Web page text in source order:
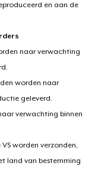
en aan de
naar verwachting
worden naar
geleverd.
verwachting binnen
worden verzonden,
land van bestemming